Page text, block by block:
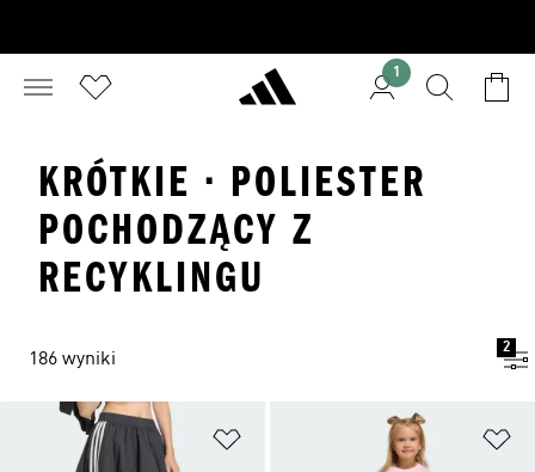
1
KRÓTKIE · POLIESTER
POCHODZĄCY Z
RECYKLINGU
186 wyniki
2
Dodaj do listy życzeń